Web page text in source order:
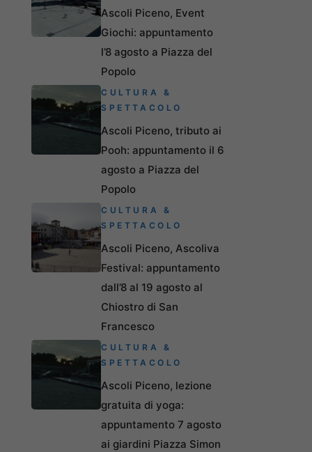
Ascoli Piceno, Event
Giochi: appuntamento
l’8 agosto a Piazza del
Popolo
CULTURA &
SPETTACOLO
Ascoli Piceno, tributo ai
Pooh: appuntamento il 6
agosto a Piazza del
Popolo
CULTURA &
SPETTACOLO
Ascoli Piceno, Ascoliva
Festival: appuntamento
dall’8 al 19 agosto al
Chiostro di San
Francesco
CULTURA &
SPETTACOLO
Ascoli Piceno, lezione
gratuita di yoga:
appuntamento 7 agosto
ai giardini Piazza Simon